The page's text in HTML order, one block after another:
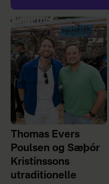
Thomas Evers
Poulsen og Sæþór
Kristínssons
utraditionelle